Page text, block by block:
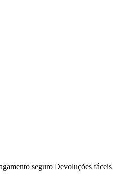
seguro Devoluções fáceis